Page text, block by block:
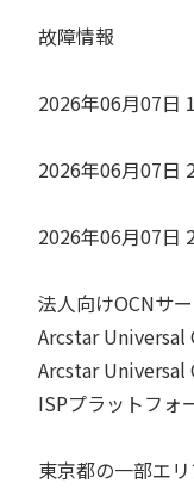
障情報
06月07日 17
06月07日 20
06月07日 23
向けOCNサービ
One イン
One ギャ
フォーム
の一部エリ